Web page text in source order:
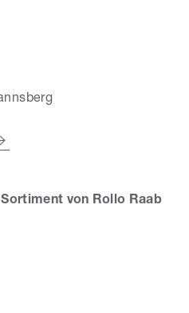
von Rollo Raab